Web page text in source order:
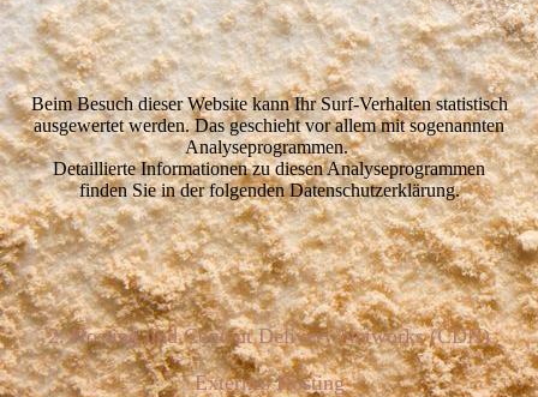
Beim Besuch dieser Website kann Ihr Surf-Verhalten statistisch
ausgewertet werden. Das geschieht vor allem mit sogenannten
Analyseprogrammen.
Detaillierte Informationen zu diesen Analyseprogrammen
finden Sie in der folgenden Datenschutzerklärung.
2. Hosting und Content Delivery Networks (CDN)
Externes Hosting